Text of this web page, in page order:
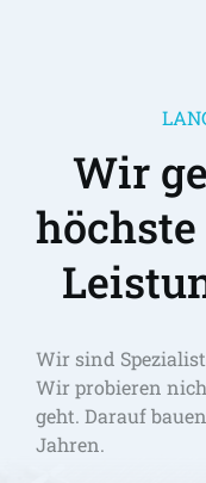
Wir
Wir sind
Wir probieren
geht. Darauf
Jahren.